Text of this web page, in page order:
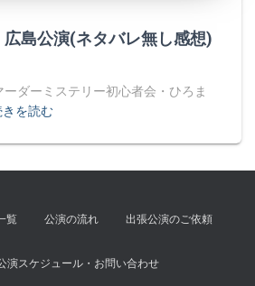
広島公演(ネタバレ無し感想)
ダーミステリー初心者会・ひろま
きを読む
覧 公演の流れ 出張公演のご依頼
演スケジュール・お問い合わせ